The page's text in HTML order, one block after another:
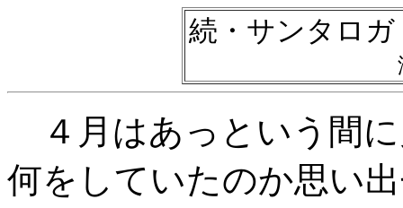
続・サンタロ
４月はあっという間
何をしていたのか思い